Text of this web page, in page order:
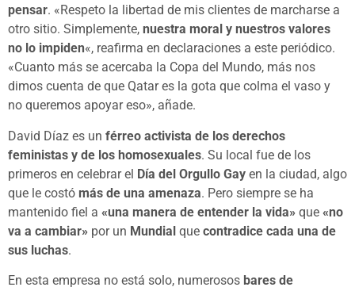
pensar. «Respeto la libertad de mis clientes de marcharse a
otro sitio. Simplemente, nuestra moral y nuestros valores
no lo impiden«, reafirma en declaraciones a este periódico.
«Cuanto más se acercaba la Copa del Mundo, más nos
dimos cuenta de que Qatar es la gota que colma el vaso y
no queremos apoyar eso», añade.
David Díaz es un férreo activista de los derechos
feministas y de los homosexuales. Su local fue de los
primeros en celebrar el Día del Orgullo Gay en la ciudad, algo
que le costó más de una amenaza. Pero siempre se ha
mantenido fiel a «una manera de entender la vida» que «no
va a cambiar» por un Mundial que contradice cada una de
sus luchas.
En esta empresa no está solo, numerosos bares de